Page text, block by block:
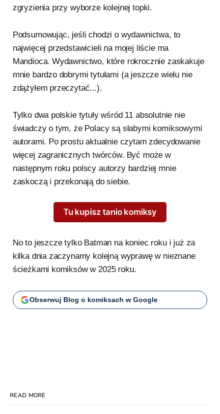
zgryzienia przy wyborze kolejnej topki.
Podsumowując, jeśli chodzi o wydawnictwa, to
najwięcej przedstawicieli na mojej liście ma
Mandioca. Wydawnictwo, które rokrocznie zaskakuje
mnie bardzo dobrymi tytułami (a jeszcze wielu nie
zdążyłem przeczytać...).
Tylko dwa polskie tytuły wśród 11 absolutnie nie
świadczy o tym, że Polacy są słabymi komiksowymi
autorami. Po prostu aktualnie czytam zdecydowanie
więcej zagranicznych twórców. Być może w
następnym roku polscy autorzy bardziej mnie
zaskoczą i przekonają do siebie.
Tu kupisz tanio komiksy
No to jeszcze tylko Batman na koniec roku i już za
kilka dnia zaczynamy kolejną wyprawę w nieznane
ścieżkami komiksów w 2025 roku.
Obserwuj Blog o komiksach w Google
READ MORE